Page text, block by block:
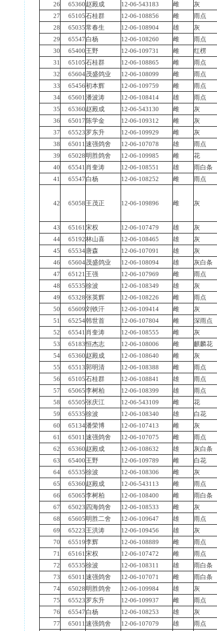
26
65360 赵殿成 12-06-543183 雌
灰
27
65105石桂群 12-06-108856 雌
雨点
28
65035常春生 12-06-108904 雄
灰
29
65547 白杨 12-06-108260 雌
雨点
30
65400 王野 12-06-109731 雌
红楞
31
65105石桂群 12-06-108865 雌
雨点
32
65604茂盛鸽业 12-06-108099 雌
雨点
33
65456初本辉 12-06-109759 雌
雨点
34
65601潘波涛 12-06-108414 雄
雨点
35
65360 赵殿成 12-06-543130 雌
灰
36
65017 陈学金 12-06-109312 雌
灰
37
65523 罗东升 12-06-109929 雌
灰
38
65011速强鸽舍 12-06-107078 雄
雨点
39
65028明胜鸽舍 12-06-109985 雌
花
40
65541 肖奎涛 12-06-108551 雄
雨白条
41
65547 白杨 12-06-108252 雌 雨点
42 65058 王茂正 12-06-109896 雌 灰
43 65161宋权 12-06-107479 雄
灰
44
65192林山喜 12-06-108465 雄
灰
45
65534唐森 12-06-107091 雄
灰
46
65604茂盛鸽业 12-06-108094 雄
灰白条
47
65121 王强 12-06-107969 雌
雨点
48
65535徐波 12-06-108349 雄
灰
49
65328张英辉 12-06-108226 雌
雨点
50
65609刘铁汗 12-06-109414 雌
灰
51
65254韩世首 12-06-107804 雌
深雨点
52
65541 肖奎涛 12-06-108555 雌
灰
53
65183恒杰志 12-06-108006 雌
麒麟花
54
65360 赵殿成 12-06-108640 雌
灰
55
65513郭明清 12-06-108388 雌
雨点
56
65105石桂群 12-06-108841 雄
雨点
57
65065李树柏 12-06-108399 雄
雨点
58
65505张庆江 12-06-543109 雌
花
59
65535徐波 12-06-108340 雄
白花
60
65134潘荣博 12-06-107413 雌
灰
61
65011速强鸽舍 12-06-107075 雌
雨点
62
65360 赵殿成 12-06-108632 雄
灰白条
63
65400 王野 12-06-109789 雌
白花
64
65535徐波 12-06-108306 雌
灰
65
65360 赵殿成 12-06-543113 雌
雨点
66
65065李树柏 12-06-108400 雌
雨白条
67
65023 四海鸽舍 12-06-108533 雌
灰
68
65605明胜二舍 12-06-109647 雄
雨点
69
65223 王洪涛 12-06-109456 雄
灰
70
65519李辉 12-06-108889 雌
雨点
71
65161宋权 12-06-107472 雌
雨点
72
65535徐波 12-06-108311 雄
雨白条
73
65011速强鸽舍 12-06-107071 雌
雨白条
74
65028明胜鸽舍 12-06-109984 雄
灰
75
65523 罗东升 12-06-109937 雌
雨点
76
65547 白杨 12-06-108253 雄
灰
77
65011速强鸽舍 12-06-107079 雄
雨点